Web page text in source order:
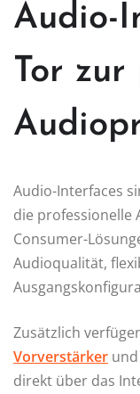
Audio-
Tor
Audio-Interfaces
die professionelle
Consumer-
Audioqualität,
Zusätzlich
Vorverstärker
direkt über das